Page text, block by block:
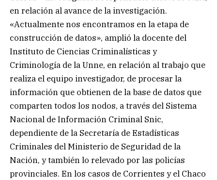
en relación al avance de la investigación.
«Actualmente nos encontramos en la etapa de
construcción de datos», amplió la docente del
Instituto de Ciencias Criminalísticas y
Criminología de la Unne, en relación al trabajo que
realiza el equipo investigador, de procesar la
información que obtienen de la base de datos que
comparten todos los nodos, a través del Sistema
Nacional de Información Criminal Snic,
dependiente de la Secretaría de Estadísticas
Criminales del Ministerio de Seguridad de la
Nación, y también lo relevado por las policías
provinciales. En los casos de Corrientes y el Chaco